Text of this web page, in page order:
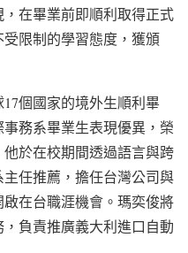
在畢業前即順利取得正式
限制的學習態度，獲頒
個國家的境外生順利畢
務系畢業生表現優異，榮
於在校期間透過語言與跨
任推薦，擔任台灣公司與
在台職涯機會。瑪奕俊將
負責推廣義大利進口自動